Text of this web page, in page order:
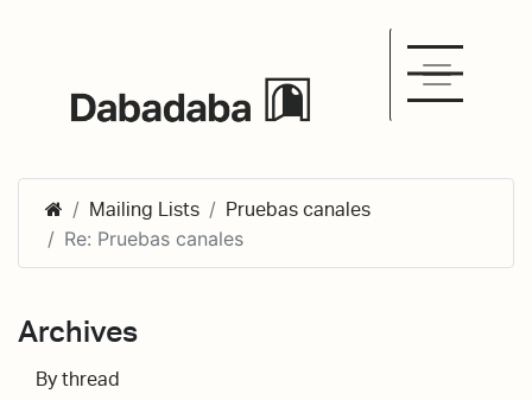
Mailing Lists Pruebas canales
Re: Pruebas canales
Archives
By thread